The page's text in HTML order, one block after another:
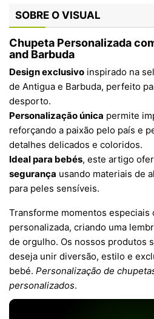
SOBRE O VISUAL
Chupeta Personalizada
and Barbuda
Design exclusivo inspirado na
de Antigua e Barbuda, perfeito
desporto.
Personalização única permite
reforçando a paixão pelo país e
detalhes delicados e coloridos.
Ideal para bebés, este artigo
segurança usando materiais de
para peles sensíveis.
Transforme momentos especiais
personalizada, criando uma
de orgulho. Os nossos produtos
deseja unir diversão, estilo e
bebé. Personalização de
personalizados.